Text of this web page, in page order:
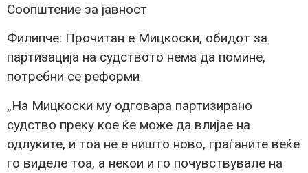
Соопштение за јавност
Филипче: Прочитан е Мицкоски, обидот за
партизација на судството нема да помине,
потребни се реформи
„На Мицкоски му одговара партизирано
судство преку кое ќе може да влијае на
одлуките, и тоа не е ништо ново, граѓаните веќе
го виделе тоа, а некои и го почувствувале на